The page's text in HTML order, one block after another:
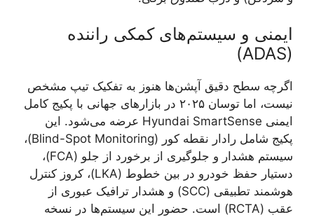
ایمنی و سیستم‌های کمکی راننده
(ADAS)
اگرچه سطح دقیق آپشن‌ها هنوز به تفکیک تیپ مشخص
نیست، اما توسان ۲۰۲۵ در بازارهای جهانی با پکیج کامل
ایمنی Hyundai SmartSense عرضه می‌شود. این
پکیج شامل رادار نقطه کور (Blind-Spot Monitoring)،
سیستم هشدار و جلوگیری از برخورد از جلو (FCA)،
دستیار حفظ خودرو در بین خطوط (LKA)، کروز کنترل
هوشمند تطبیقی (SCC) و هشدار ترافیک عبوری از
عقب (RCTA) است. حضور این سیستم‌ها در نسخه